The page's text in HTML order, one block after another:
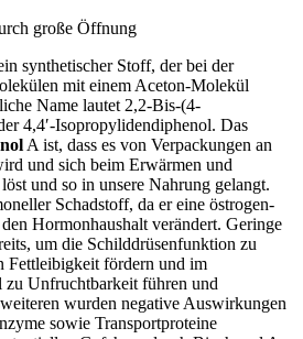
große Öffnung
synthetischer Stoff, der bei der
mit einem Aceton-Molekül
Name lautet 2,2-Bis-(4-
4,4′-Isopropylidendiphenol. Das
A ist, dass es von Verpackungen an
und sich beim Erwärmen und
und so in unsere Nahrung gelangt.
Schadstoff, da er eine östrogen-
Hormonhaushalt verändert. Geringe
um die Schilddrüsenfunktion zu
Fettleibigkeit fördern und im
zu Unfruchtbarkeit führen und
wurden negative Auswirkungen
sowie Transportproteine